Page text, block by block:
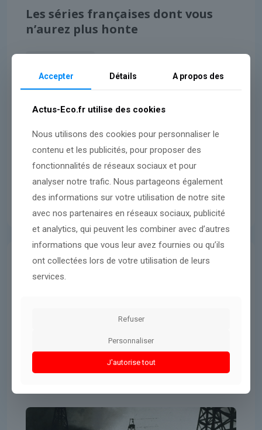
Les séries françaises dont vous
n’aurez plus honte
Guerres & Conflits 27 mars 2026
podcast Pétrole, anatomie d’un
Lire l'article
Accepter Détails A propos des
Actus-Eco.fr utilise des cookies
Nous utilisons des cookies pour personnaliser le
contenu et les publicités, pour proposer des
fonctionnalités de réseaux sociaux et pour
analyser notre trafic. Nous partageons également
des informations sur votre utilisation de notre site
avec nos partenaires en réseaux sociaux, publicité
et analytics, qui peuvent les combiner avec d’autres
informations que vous leur avez fournies ou qu’ils
ont collectées lors de votre utilisation de leurs
services.
Refuser
Personnaliser
J'autorise tout